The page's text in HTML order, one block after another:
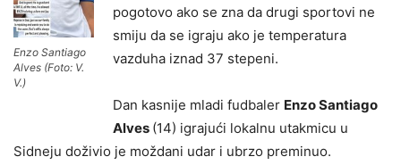
Enzo Santiago
Alves (Foto: V.
V.)
pogotovo ako se zna da drugi sportovi ne
smiju da se igraju ako je temperatura
vazduha iznad 37 stepeni.
Dan kasnije mladi fudbaler Enzo Santiago
Alves (14) igrajući lokalnu utakmicu u
Sidneju doživio je moždani udar i ubrzo preminuo.